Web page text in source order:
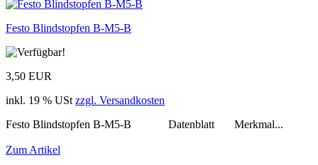
Festo Blindstopfen B-M5-B
3,50 EUR
inkl. 19 % USt zzgl. Versandkosten
Festo Blindstopfen B-M5-B Datenblatt Merkmal...
Zum Artikel